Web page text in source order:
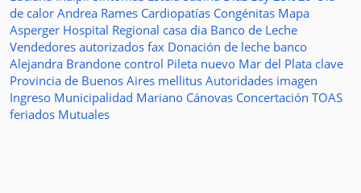
de calor Andrea Rames Cardiopatías Congénitas Mapa
Asperger Hospital Regional casa dia Banco de Leche
Vendedores autorizados fax Donación de leche banco
Alejandra Brandone control Pileta nuevo Mar del Plata clave
Provincia de Buenos Aires mellitus Autoridades imagen
Ingreso Municipalidad Mariano Cánovas Concertación TOAS
feriados Mutuales